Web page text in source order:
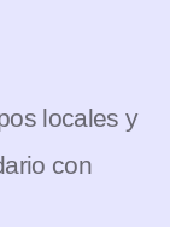
locales y
con